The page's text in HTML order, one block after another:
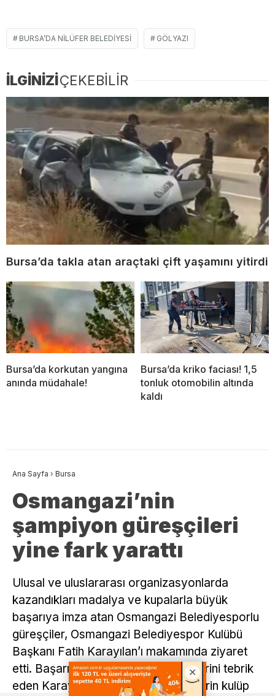
BURSA’DA NILÜFER BELEDIYESI GÖLYAZI
İLGİNİZİÇEKEBİLİR
Bursa’da takla atan araçtaki çift yaşamını yitirdi
Bursa’da korkutan yangına
anında müdahale!
Bursa’da kriko faciası! 1,5
tonluk otomobilin altında
kaldı
Ana Sayfa › Bursa
Osmangazi’nin
şampiyon güreşçileri
yine fark yarattı
Ulusal ve uluslararası organizasyonlarda
kazandıkları madalya ve kupalarla büyük
başarıya imza atan Osmangazi Belediyesporlu
güreşçiler, Osmangazi Belediyespor Kulübü
Başkanı Fatih Karayılan’ı makamında ziyaret
etti. Başarılı sporcuları ve antrenörlerini tebrik
eden Karayılan, elde edilen derecelerin kulüp